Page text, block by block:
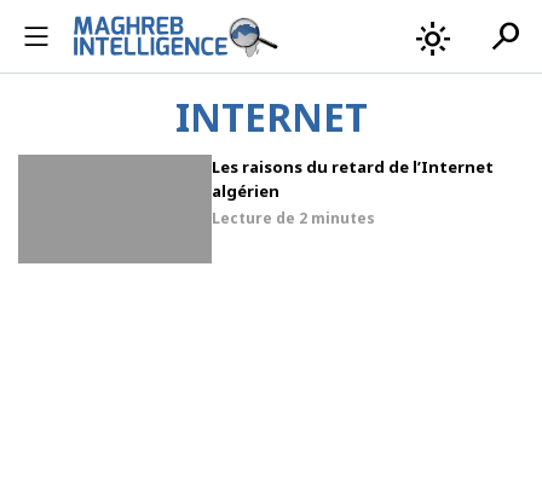
light_mode search
INTERNET
Les raisons du retard de l’Internet
algérien
Lecture de 2 minutes